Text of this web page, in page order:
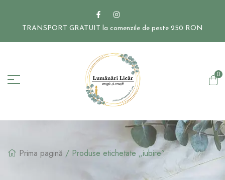
TRANSPORT GRATUIT la comenzile de peste 250 RON
0
Prima pagină / Produse etichetate „iubire”